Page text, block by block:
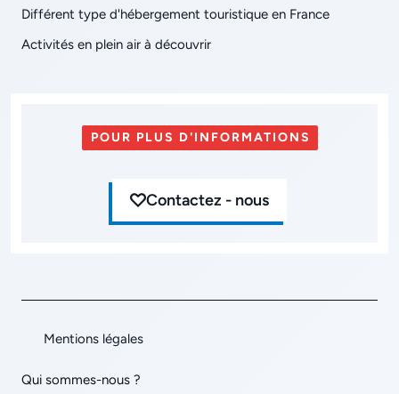
Différent type d'hébergement touristique en France
Activités en plein air à découvrir
POUR PLUS D'INFORMATIONS
Contactez - nous
Mentions légales
Qui sommes-nous ?